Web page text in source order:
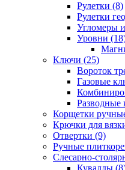
Рулетки (8)
Рулетки
Угломеры
Уровни
Ключи (25)
Вороток
Газовые
Разводные
Корщетки
Крючки для
Отвертки (9)
Ручные
Слесарно-
Кувалды